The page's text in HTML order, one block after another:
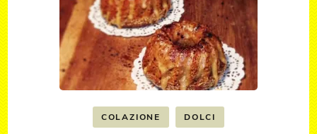
COLAZIONE DOLCI